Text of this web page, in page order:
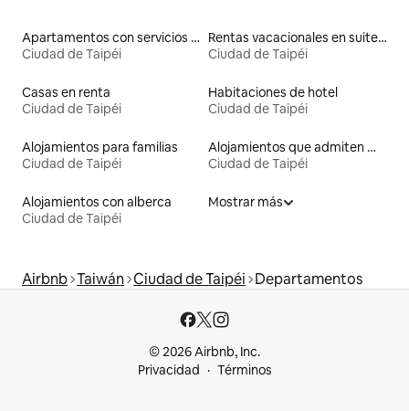
Apartamentos con servicios incluidos vacacionales
Ciudad de Taipéi
Rentas vacacionales en suites privadas
Ciudad de Taipéi
Casas en renta
Ciudad de Taipéi
Habitaciones de hotel
Ciudad de Taipéi
Alojamientos para familias
Ciudad de Taipéi
Alojamientos que admiten mascotas
Ciudad de Taipéi
Alojamientos con alberca
Ciudad de Taipéi
Mostrar más
Airbnb Taiwán Ciudad de Taipéi Departamentos
© 2026 Airbnb, Inc.
Privacidad
Términos